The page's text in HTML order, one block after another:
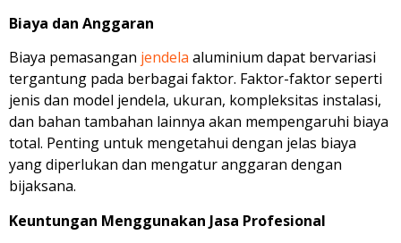
Biaya dan Anggaran
Biaya pemasangan jendela aluminium dapat bervariasi
tergantung pada berbagai faktor. Faktor-faktor seperti
jenis dan model jendela, ukuran, kompleksitas instalasi,
dan bahan tambahan lainnya akan mempengaruhi biaya
total. Penting untuk mengetahui dengan jelas biaya
yang diperlukan dan mengatur anggaran dengan
bijaksana.
Keuntungan Menggunakan Jasa Profesional